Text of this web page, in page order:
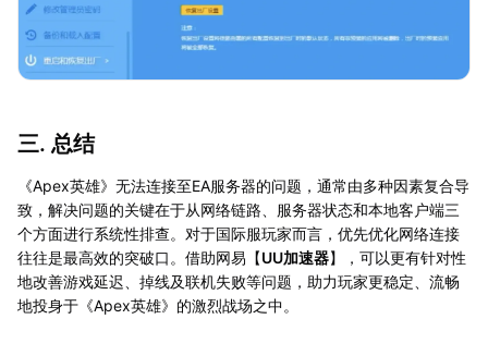
三. 总结
《Apex英雄》无法连接至EA服务器的问题，通常由多种因素复合导
致，解决问题的关键在于从网络链路、服务器状态和本地客户端三
个方面进行系统性排查。对于国际服玩家而言，优先优化网络连接
往往是最高效的突破口。借助网易【UU加速器】，可以更有针对性
地改善游戏延迟、掉线及联机失败等问题，助力玩家更稳定、流畅
地投身于《Apex英雄》的激烈战场之中。